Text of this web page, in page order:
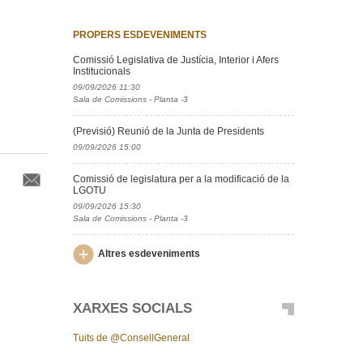
PROPERS ESDEVENIMENTS
Comissió Legislativa de Justícia, Interior i Afers
Institucionals
09/09/2026 11:30
Sala de Comissions - Planta -3
(Previsió) Reunió de la Junta de Presidents
09/09/2026 15:00
Comissió de legislatura per a la modificació de la
LGOTU
09/09/2026 15:30
Sala de Comissions - Planta -3
Altres esdeveniments
XARXES SOCIALS
Tuits de @ConsellGeneral